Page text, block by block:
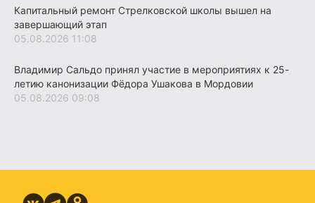
Капитальный ремонт Стрелковской школы вышел на
завершающий этап
05.08.2026 11:08
Владимир Сальдо принял участие в мероприятиях к 25-
летию канонизации Фёдора Ушакова в Мордовии
05.08.2026 09:08